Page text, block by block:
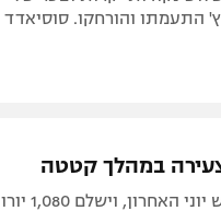
התעמתו והורחקו. סוסיאדד
במהלך קטטה
שחקן ריאל סוסיאדד גרם לפגיעה פיזית בחודש יוני האחרון, וישלם 1,080 יורו